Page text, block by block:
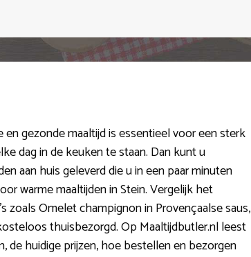
en gezonde maaltijd is essentieel voor een sterk
dag in de keuken te staan. Dan kunt u
aan huis geleverd die u in een paar minuten
warme maaltijden in Stein. Vergelijk het
zoals Omelet champignon in Provençaalse saus,
thuisbezorgd. Op Maaltijdbutler.nl leest
de huidige prijzen, hoe bestellen en bezorgen